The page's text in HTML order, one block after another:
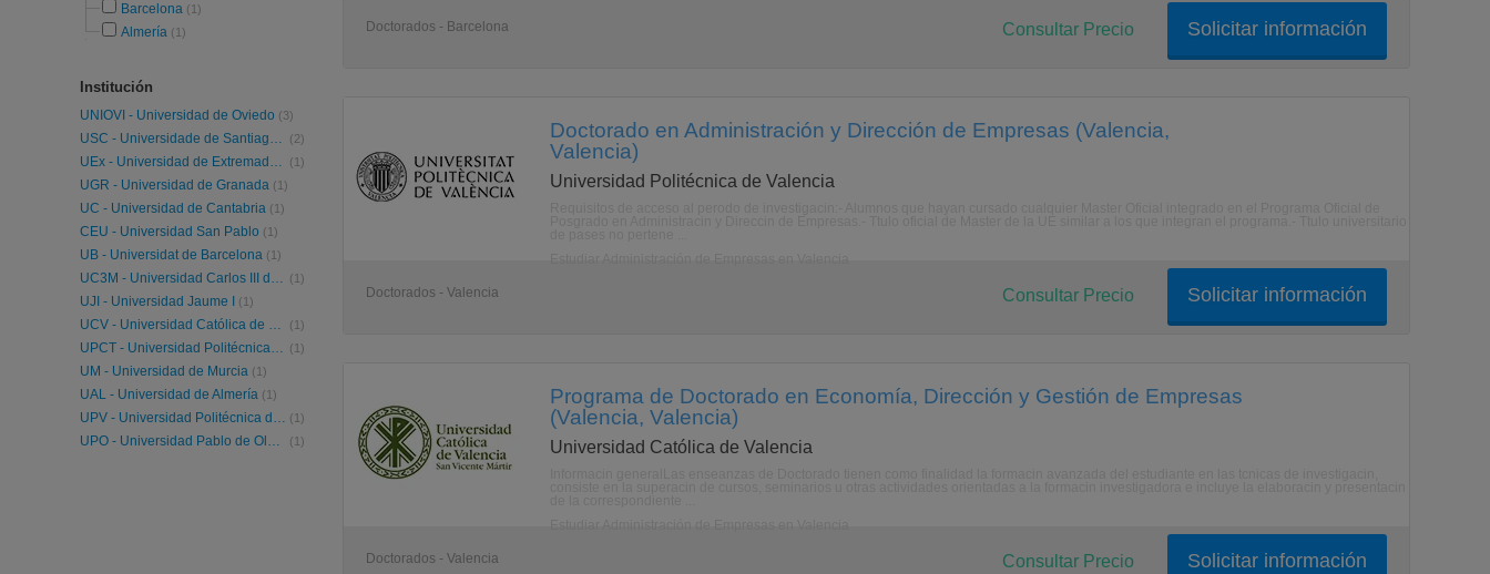
Barcelona (1)
Almería (1)
Institución
UNIOVI - Universidad de Oviedo (3)
USC - Universidade de Santiago de Compostela (2)
UEx - Universidad de Extremadura (1)
UGR - Universidad de Granada (1)
UC - Universidad de Cantabria (1)
CEU - Universidad San Pablo (1)
UB - Universidat de Barcelona (1)
UC3M - Universidad Carlos III de Madrid (1)
UJI - Universidad Jaume I (1)
UCV - Universidad Católica de Valencia (1)
UPCT - Universidad Politécnica de Cartagena (1)
UM - Universidad de Murcia (1)
UAL - Universidad de Almería (1)
UPV - Universidad Politécnica de Valencia (1)
UPO - Universidad Pablo de Olavide (1)
Doctorados - Barcelona Solicitar información
Consultar Precio
Doctorado en Administración y Dirección de Empresas (Valencia,
Valencia)
Universidad Politécnica de Valencia
Doctorados - Valencia Solicitar información
Consultar Precio
Programa de Doctorado en Economía, Dirección y Gestión de Empresas
(Valencia, Valencia)
Universidad Católica de Valencia
Doctorados - Valencia Solicitar información
Consultar Precio